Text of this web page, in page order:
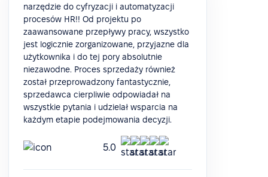
narzędzie do cyfryzacji i automatyzacji
procesów HR!! Od projektu po
zaawansowane przepływy pracy, wszystko
jest logicznie zorganizowane, przyjazne dla
użytkownika i do tej pory absolutnie
niezawodne. Proces sprzedaży również
został przeprowadzony fantastycznie,
sprzedawca cierpliwie odpowiadał na
wszystkie pytania i udzielał wsparcia na
każdym etapie podejmowania decyzji.
5.0